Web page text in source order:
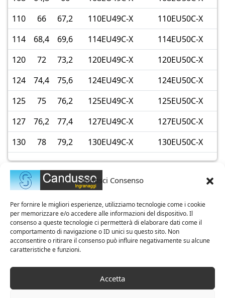
Gestisci Consenso
Per fornire le migliori esperienze, utilizziamo tecnologie come i cookie
per memorizzare e/o accedere alle informazioni del dispositivo. Il
consenso a queste tecnologie ci permetterà di elaborare dati come il
comportamento di navigazione o ID unici su questo sito. Non
acconsentire o ritirare il consenso può influire negativamente su alcune
caratteristiche e funzioni.
Accetta
110
66 67,2 110EU49C-X
110EU50C-X
114
68,4 69,6 114EU49C-X
114EU50C-X
120
72 73,2 120EU49C-X
120EU50C-X
124
74,4 75,6 124EU49C-X
124EU50C-X
125
75 76,2 125EU49C-X
125EU50C-X
127
76,2 77,4 127EU49C-X
127EU50C-X
130
78 79,2 130EU49C-X 130EU50C-X